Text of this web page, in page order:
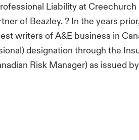
Liability at
of Beazley. ? In the years
writers of A&E business in
designation through the
Risk Manager) as issued